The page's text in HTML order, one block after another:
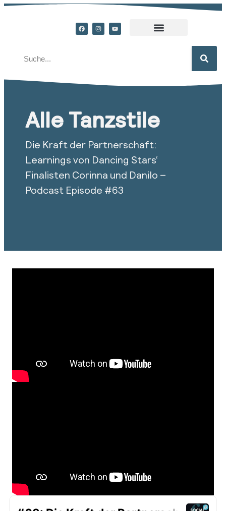
Alle Tanzstile
Die Kraft der Partnerschaft:
Learnings von Dancing Stars‘
Finalisten Corinna und Danilo –
Podcast Episode #63